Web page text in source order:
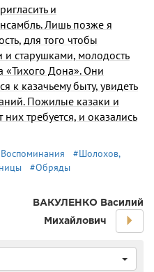
и
Лишь позже я
для того чтобы
и старушками, молодость
«Тихого Дона». Они
к казачьему быту, увидеть
Пожилые казаки и
требуется, и оказались
#Шолохов,
#Обряды
ВАКУЛЕНКО Василий
Михайлович